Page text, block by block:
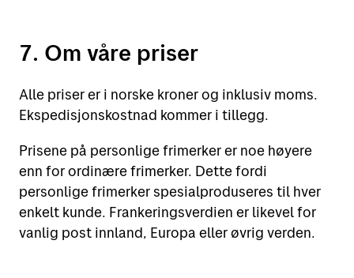
7. Om våre priser
Alle priser er i norske kroner og inklusiv moms.
Ekspedisjonskostnad kommer i tillegg.
Prisene på personlige frimerker er noe høyere
enn for ordinære frimerker. Dette fordi
personlige frimerker spesialproduseres til hver
enkelt kunde. Frankeringsverdien er likevel for
vanlig post innland, Europa eller øvrig verden.